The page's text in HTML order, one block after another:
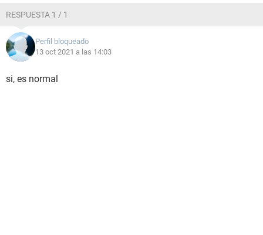
RESPUESTA 1 / 1
Perfil bloqueado
13 oct 2021 a las 14:03
si, es normal